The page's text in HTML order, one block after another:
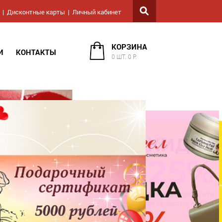
Дисконтные карты Личный кабинет
КОНТАКТЫ
КОРЗИНА
0 ШТ. 0 Р.